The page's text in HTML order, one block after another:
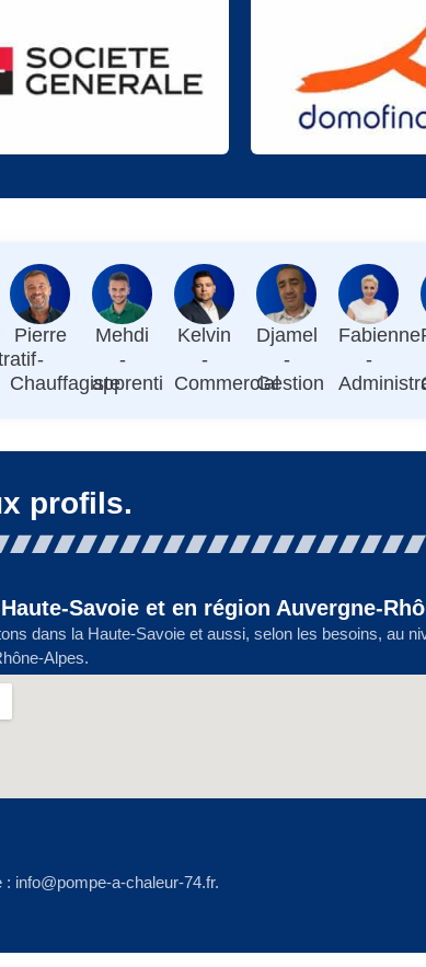
Pierre
-
Chauffagiste
Mehdi
-
apprenti
Kelvin
-
Commercial
Djamel
-
Gestion
Fabienne
-
profils.
Savoie et en région Auvergne-
dans la Haute-Savoie et aussi, selon les besoins, au
Alpes.
info@pompe-a-chaleur-74.fr.